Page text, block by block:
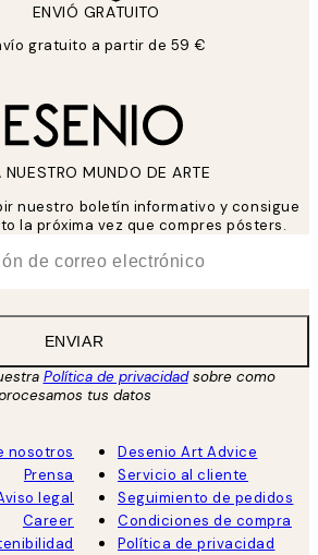
ENVIÓ GRATUITO
gratuito a partir de 59 €
NUESTRO MUNDO DE ARTE
nuestro boletín informativo y consigue
la próxima vez que compres pósters.
ENVIAR
Política de privacidadsobre como
tus datos
nosotros
Prensa
legal
Career
Desenio Art Advice
Servicio al cliente
Seguimiento de pedidos
Condiciones de compra
Política de privacidad